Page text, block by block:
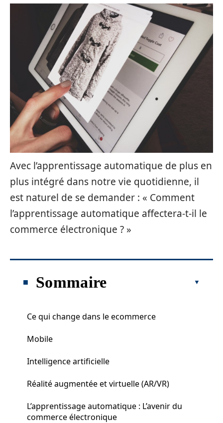
Avec l’apprentissage automatique de plus en
plus intégré dans notre vie quotidienne, il
est naturel de se demander : « Comment
l’apprentissage automatique affectera-t-il le
commerce électronique ? »
Sommaire
Ce qui change dans le ecommerce
Mobile
Intelligence artificielle
Réalité augmentée et virtuelle (AR/VR)
L’apprentissage automatique : L’avenir du
commerce électronique